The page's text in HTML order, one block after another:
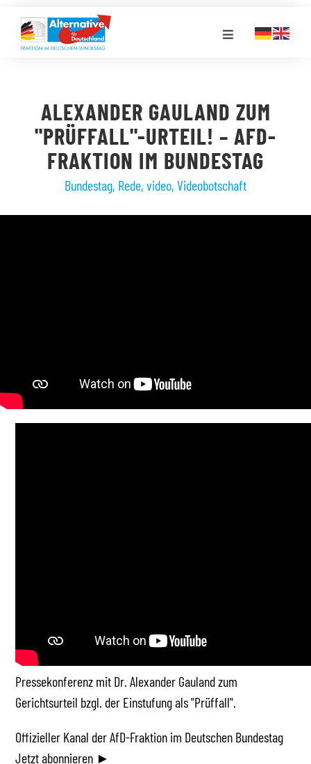
Inhalt
springen
Toggle
LANDESGRUPPEN
VERANSTALTUNGEN
PRESSE
ALEXANDER GAULAND ZUM
"PRÜFFALL"-URTEIL! – AFD-
FRAKTION IM BUNDESTAG
Bundestag, Rede, video, Videobotschaft
Pressekonferenz mit Dr. Alexander Gauland zum
Gerichtsurteil bzgl. der Einstufung als "Prüffall".
Offizieller Kanal der AfD-Fraktion im Deutschen Bundestag
Jetzt abonnieren ►